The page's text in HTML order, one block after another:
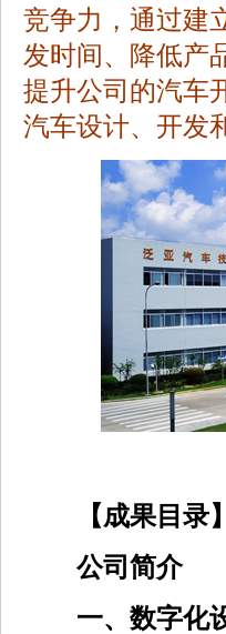
竞争力，通过建
发时间、降低产
提升公司的汽车
汽车设计、开发
【成果目录】
公司简介
一、数字化设